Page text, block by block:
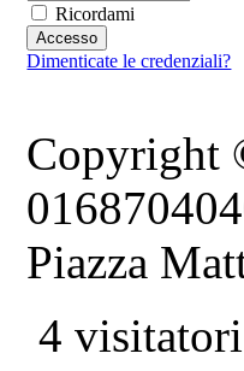
Ricordami
Dimenticate le credenziali?
Copyright
Piazza
4